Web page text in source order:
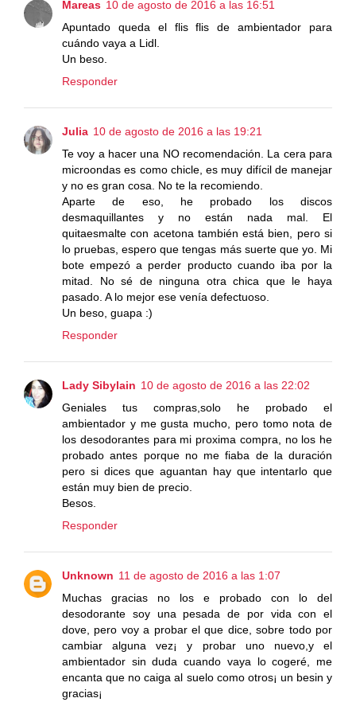
Mareas 10 de agosto de 2016 a las 16:51
Apuntado queda el flis flis de ambientador para
cuándo vaya a Lidl.
Un beso.
Responder
Julia 10 de agosto de 2016 a las 19:21
Te voy a hacer una NO recomendación. La cera para
microondas es como chicle, es muy difícil de manejar
y no es gran cosa. No te la recomiendo.
Aparte de eso, he probado los discos
desmaquillantes y no están nada mal. El
quitaesmalte con acetona también está bien, pero si
lo pruebas, espero que tengas más suerte que yo. Mi
bote empezó a perder producto cuando iba por la
mitad. No sé de ninguna otra chica que le haya
pasado. A lo mejor ese venía defectuoso.
Un beso, guapa :)
Responder
Lady Sibylain 10 de agosto de 2016 a las 22:02
Geniales tus compras,solo he probado el
ambientador y me gusta mucho, pero tomo nota de
los desodorantes para mi proxima compra, no los he
probado antes porque no me fiaba de la duración
pero si dices que aguantan hay que intentarlo que
están muy bien de precio.
Besos.
Responder
Unknown 11 de agosto de 2016 a las 1:07
Muchas gracias no los e probado con lo del
desodorante soy una pesada de por vida con el
dove, pero voy a probar el que dice, sobre todo por
cambiar alguna vez¡ y probar uno nuevo,y el
ambientador sin duda cuando vaya lo cogeré, me
encanta que no caiga al suelo como otros¡ un besin y
gracias¡